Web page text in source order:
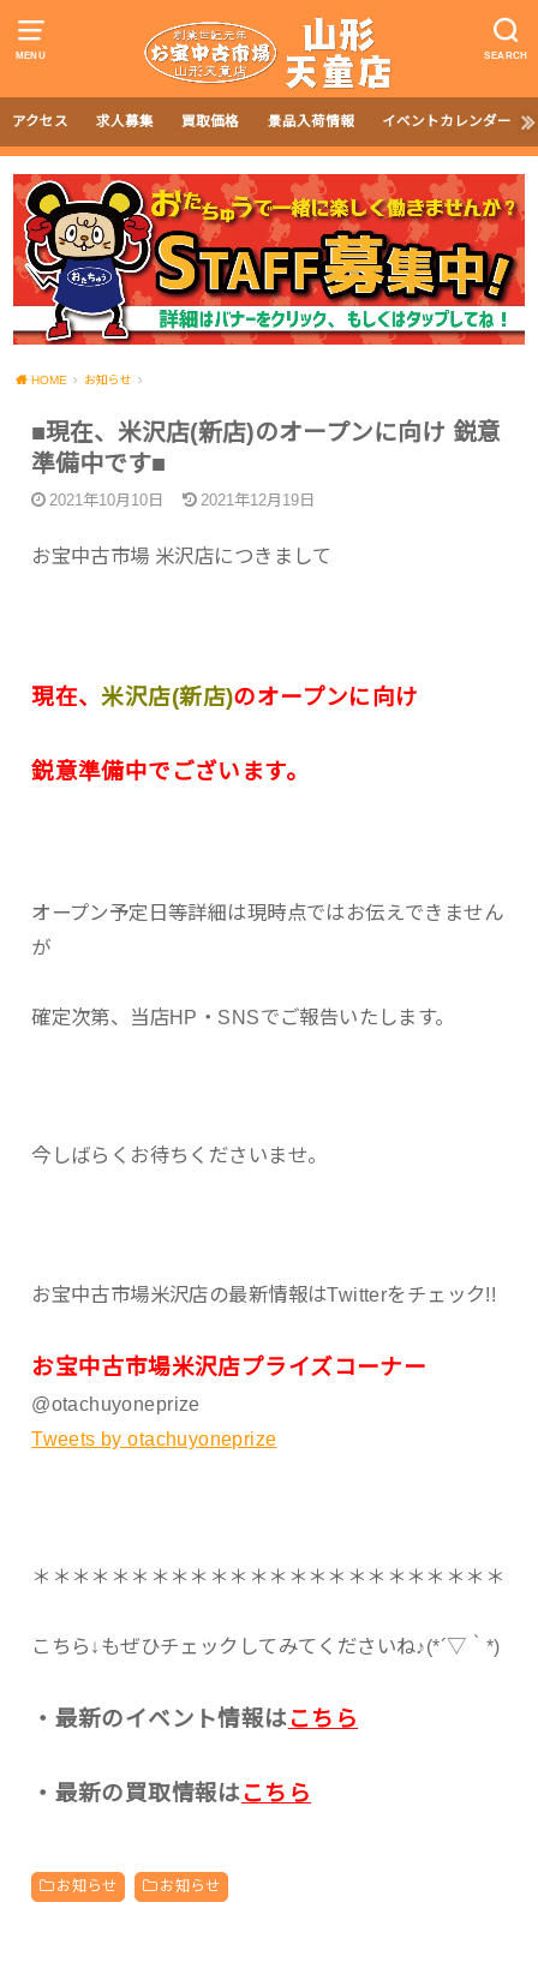
MENU SEARCH
アクセス 求人募集 買取価格 景品入荷情報 イベントカレンダー
HOME お知らせ
■現在、米沢店(新店)のオープンに向け 鋭意
準備中です■
2021年10月10日 2021年12月19日
お宝中古市場 米沢店につきまして
現在、米沢店(新店)のオープンに向け
鋭意準備中でございます。
オープン予定日等詳細は現時点ではお伝えできません
が
確定次第、当店HP・SNSでご報告いたします。
今しばらくお待ちくださいませ。
お宝中古市場米沢店の最新情報はTwitterをチェック!!
お宝中古市場米沢店プライズコーナー
@otachuyoneprize
Tweets by otachuyoneprize
＊＊＊＊＊＊＊＊＊＊＊＊＊＊＊＊＊＊＊＊＊＊＊＊
こちら↓もぜひチェックしてみてくださいね♪(*´▽｀*)
・最新のイベント情報はこちら
・最新の買取情報はこちら
お知らせ お知らせ